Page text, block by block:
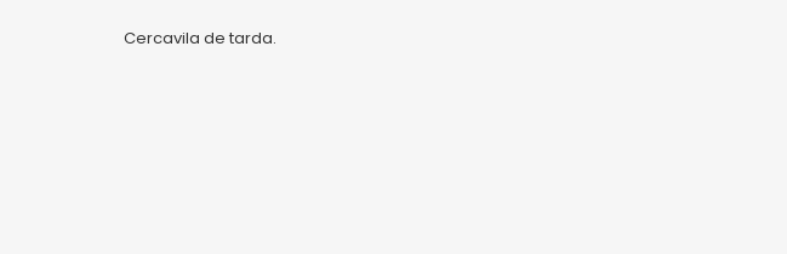
Cercavila de tarda.